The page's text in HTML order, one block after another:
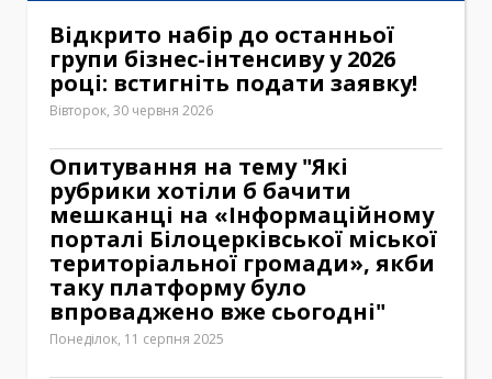
Відкрито набір до останньої
групи бізнес-інтенсиву у 2026
році: встигніть подати заявку!
Вівторок, 30 червня 2026
Опитування на тему "Які
рубрики хотіли б бачити
мешканці на «Інформаційному
порталі Білоцерківської міської
територіальної громади», якби
таку платформу було
впроваджено вже сьогодні"
Понеділок, 11 серпня 2025